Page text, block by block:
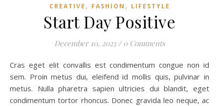
CREATIVE , FASHION , LIFESTYLE
Start Day Positive
December 10, 2023 / 0 Comments
Cras eget elit convallis est condimentum congue non id
sem. Proin metus dui, eleifend id mollis quis, pulvinar in
metus. Nulla pharetra sapien ultricies dui blandit, eget
condimentum tortor rhoncus. Donec gravida leo neque, ac